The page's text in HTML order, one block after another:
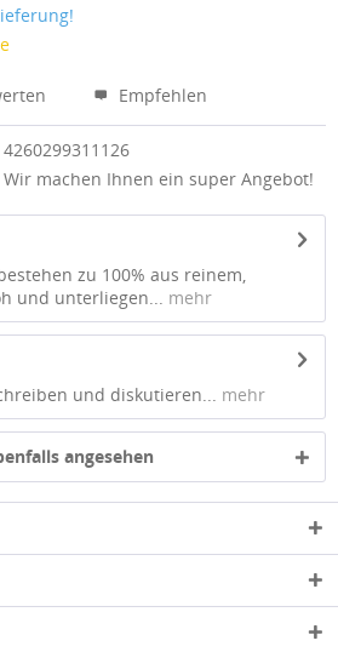
Empfehlen
4260299311126
Wir machen Ihnen ein super Angebot!
zu 100% aus reinem,
und unterliegen... mehr
und diskutieren... mehr
angesehen